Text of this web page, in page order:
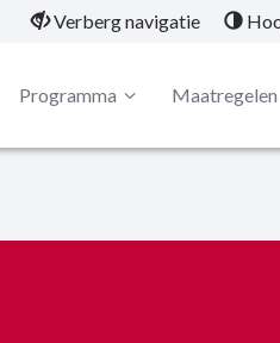
Verberg navigatie
Programma Maatregelen